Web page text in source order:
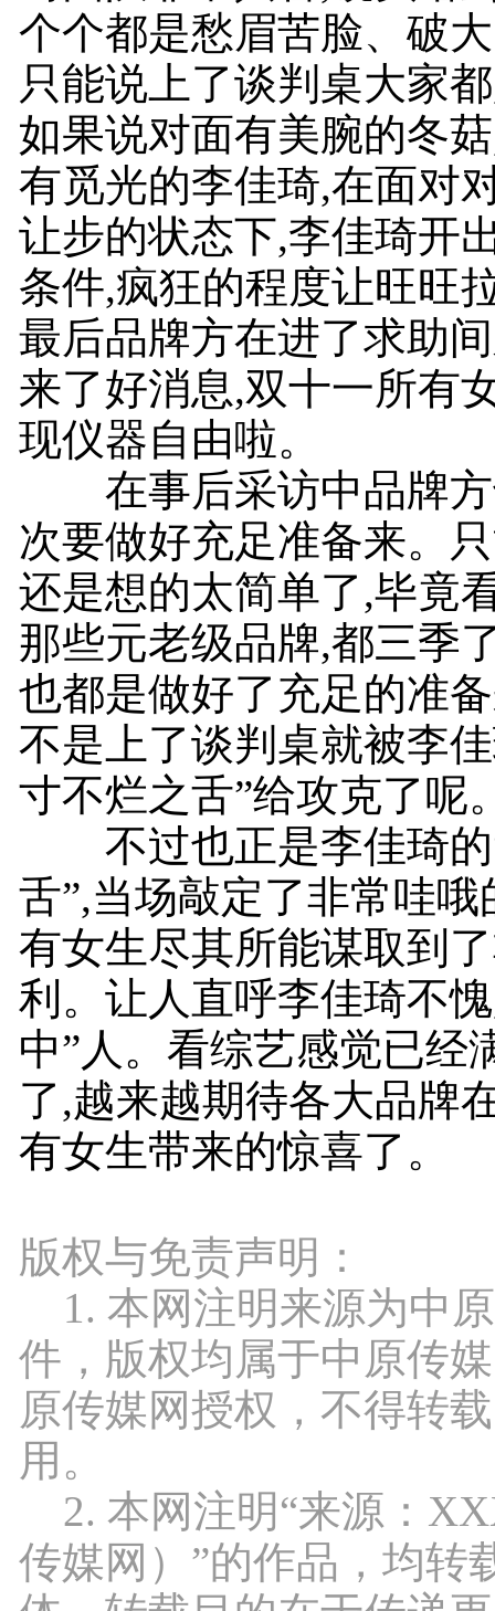
个个都是愁眉苦脸、破
只能说上了谈判桌大家
如果说对面有美腕的冬
有觅光的李佳琦,在面对
让步的状态下,李佳琦开
条件,疯狂的程度让旺旺
最后品牌方在进了求助
来了好消息,双十一所有
现仪器自由啦。
在事后采访中品牌方
次要做好充足准备来。
还是想的太简单了,毕竟
那些元老级品牌,都三季
也都是做好了充足的准
不是上了谈判桌就被李
寸不烂之舌”给攻克了呢
不过也正是李佳琦的
舌”,当场敲定了非常哇哦
有女生尽其所能谋取到
利。让人直呼李佳琦不
中”人。看综艺感觉已经
了,越来越期待各大品牌
有女生带来的惊喜了。
版权与免责声明：
1. 本网注明来源为中
件，版权均属于中原传
原传媒网授权，不得转
用。
2. 本网注明“来源：
传媒网）”的作品，均转